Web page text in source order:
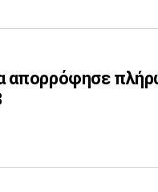
απορρόφησε